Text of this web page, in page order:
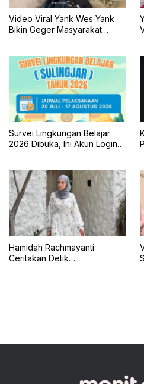
Video Viral Yank Wes Yank
Bikin Geger Masyarakat
Survei Lingkungan Belajar
2026 Dibuka, Ini Akun Login,
Hamidah Rachmayanti
Ceritakan Detik